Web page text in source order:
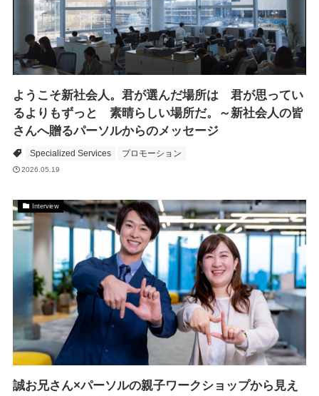
ようこそ新社会人。君が選んだ場所は 君が思ってい
るよりもずっと 素晴らしい場所だ。～新社会人の皆
さんへ贈るパーソルからのメッセージ
Specialized Services プロモーション
2026.05.19
Interview
誠お兄さん×パーソルの親子ワークショップから見え